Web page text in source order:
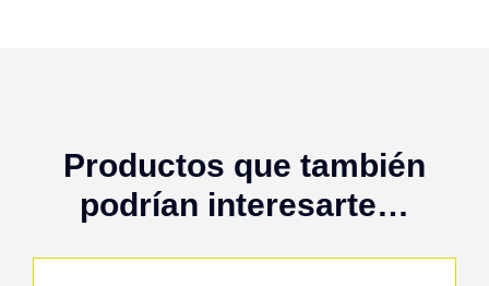
Productos que también
podrían interesarte…